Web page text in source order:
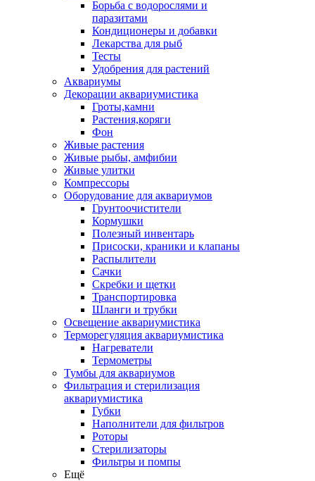
Борьба с водорослями и
паразитами
Кондиционеры и добавки
Лекарства для рыб
Тесты
Удобрения для растений
Аквариумы
Декорации аквариумистика
Гроты,камни
Растения,коряги
Фон
Живые растения
Живые рыбы, амфибии
Живые улитки
Компрессоры
Оборудование для аквариумов
Грунтоочистители
Кормушки
Полезный инвентарь
Присоски, краники и клапаны
Распылители
Сачки
Скребки и щетки
Транспортировка
Шланги и трубки
Освещение аквариумистика
Терморегуляция аквариумистика
Нагреватели
Термометры
Тумбы для аквариумов
Фильтрация и стерилизация
аквариумистика
Губки
Наполнители для фильтров
Роторы
Стерилизаторы
Фильтры и помпы
Ещё